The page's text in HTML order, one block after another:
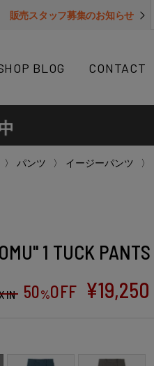
販売スタッフ募集のお知らせ
BLOG CONTACT
パンツ イージーパンツ
1 TUCK PANTS
IN 50%OFF ¥19,250